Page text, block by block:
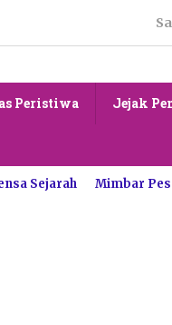
Peristiwa Jejak
Sejarah Mimbar